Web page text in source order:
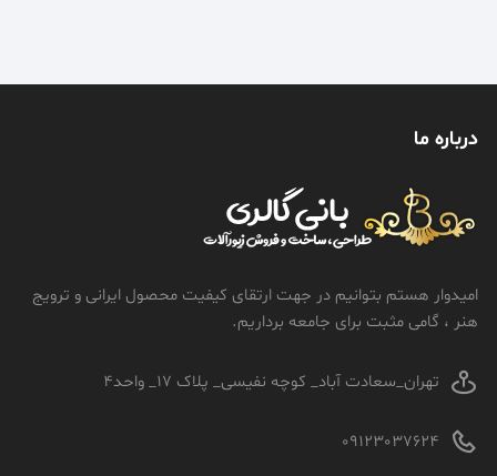
درباره ما
امیدوار هستم بتوانیم در جهت ارتقای کیفیت محصول ایرانی و ترویج
هنر ، گامی مثبت برای جامعه برداریم.
تهران_سعادت آباد_ کوچه نفیسی_ پلاک 17_ واحد4
09123037624